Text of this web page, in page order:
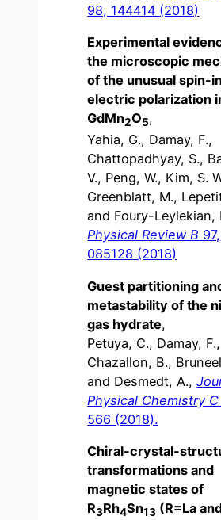
98, 144414 (2018)
Experimental
the microscopic
of the unusual spin-
electric polarization
GdMn2O5,
Yahia, G., Damay, F.,
Chattopadhyay, S.,
V., Peng, W., Kim, S.
Greenblatt, M.,
and Foury-Leylekian,
Physical Review B 97,
085128 (2018)
Guest partitioning
metastability of the
gas hydrate,
Petuya, C., Damay, F.,
Chazallon, B.,
and Desmedt, A.,
Physical Chemistry C
566 (2018).
Chiral-crystal-
transformations and
magnetic states of
R3Rh4Sn13 (R=La